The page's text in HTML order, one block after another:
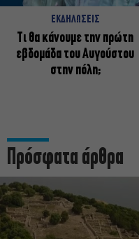
ΕΚΔΗΛΩΣΕΙΣ
Τι θα κάνουμε την πρώτη
εβδομάδα του Αυγούστου
στην πόλη;
Πρόσφατα άρθρα